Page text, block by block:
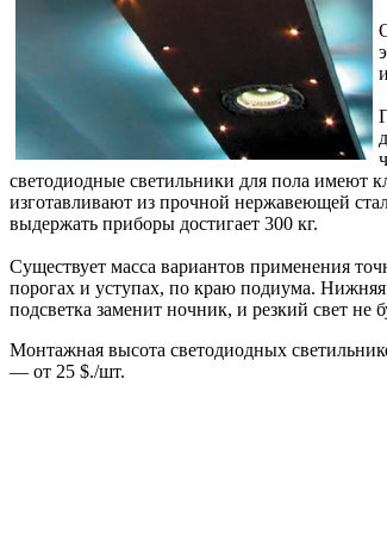
светодиодные светильники для пола имеют
изготавливают из прочной нержавеющей
выдержать приборы достигает 300 кг.
Существует масса вариантов применения
порогах и уступах, по краю подиума. Нижняя
подсветка заменит ночник, и резкий свет не
Монтажная высота светодиодных
— от 25 $./шт.